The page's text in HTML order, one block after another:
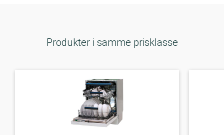
Produkter i samme prisklasse